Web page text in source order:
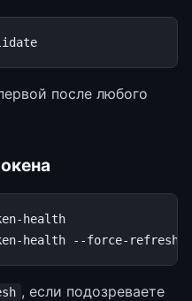
после любого
health
health
, если подозреваете